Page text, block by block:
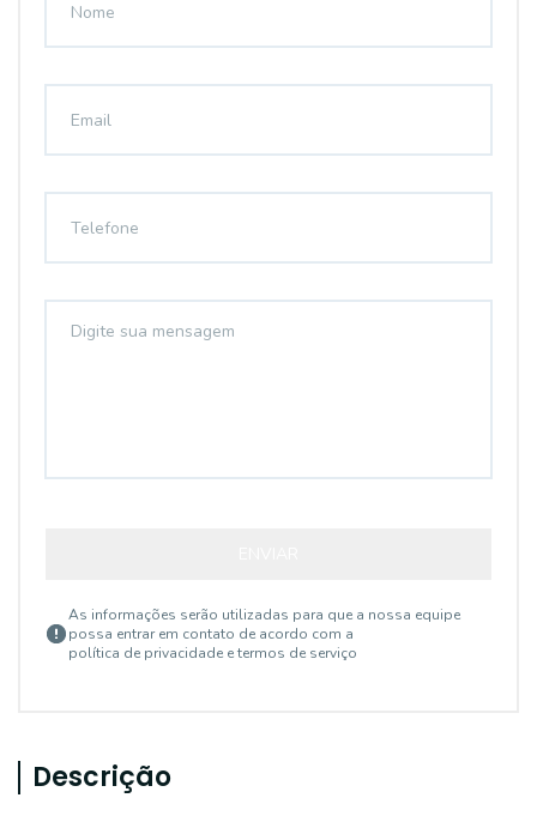
As informações serão utilizadas para que a nossa equipe
possa entrar em contato de acordo com a
política de privacidade e termos de serviço
Descrição